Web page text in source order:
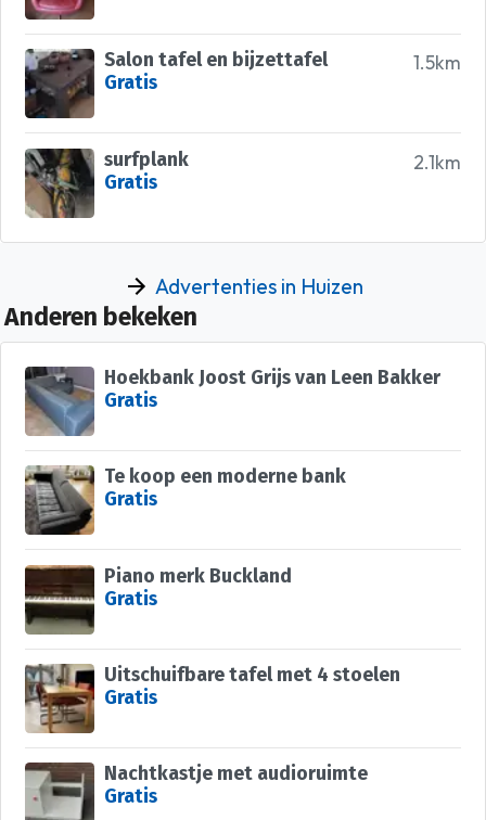
1.5km
Salon tafel en bijzettafel
Gratis
2.1km
surfplank
Gratis
Advertenties in Huizen
Anderen bekeken
Hoekbank Joost Grijs van Leen Bakker
Gratis
Te koop een moderne bank
Gratis
Piano merk Buckland
Gratis
Uitschuifbare tafel met 4 stoelen
Gratis
Nachtkastje met audioruimte
Gratis